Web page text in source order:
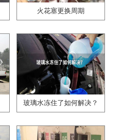
火花塞更换周期
玻璃水冻住了如何解决？